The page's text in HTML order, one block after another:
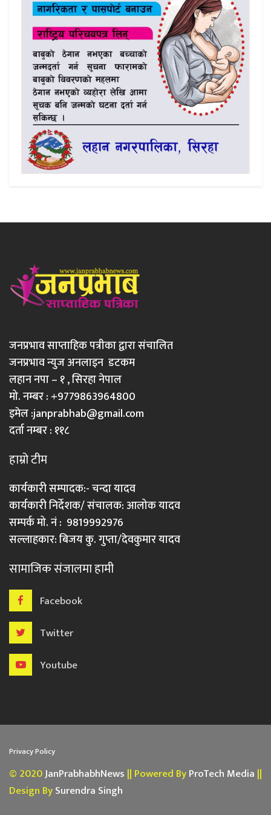
जनप्रभाव साप्ताहिक पत्रीका द्वारा संचालित
जनप्रभाव न्युज अनलाइन डटकम
लहान नपा – १ , सिरहा नेपाल
मो. नम्बर : +9779863964800
इमेल :janprabhab@gmail.com
दर्ता नम्बर : ११८
हाम्रो टीम
कार्यकारी सम्पादक:- चन्दा यादव
कार्यकारी निर्देशक/ संचालक: आलोक यादव
सम्पर्क मो. नं : 9819992976
सल्लाहकार: बिजय कु. गुप्ता/देवकुमार यादव
सामाजिक संजालमा हामी
Facebook
Twitter
Youtube
Privacy Policy
© 2020JanPrabhabhNews || Powered ByProTech Media ||
Design BySurendra Singh